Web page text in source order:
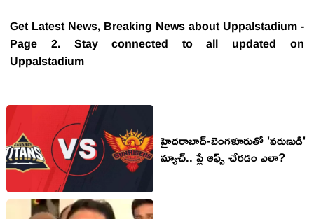
Get Latest News, Breaking News about Uppalstadium -
Page 2. Stay connected to all updated on
Uppalstadium
హైదరాబాద్-బెంగళూరుతో 'వరుణుడి'
మ్యాచ్.. ప్లే ఆఫ్స్ చేరడం ఎలా?